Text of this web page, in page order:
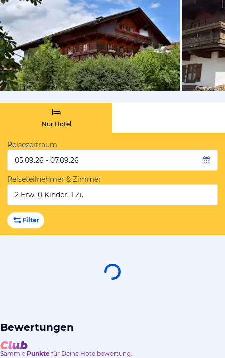
von
Nur Hotel
Reisezeitraum
05.09.26 - 07.09.26
Reiseteilnehmer & Zimmer
2 Erw, 0 Kinder, 1 Zi.
Filter
Bewertungen
Sammle Punkte für Deine Hotelbewertung.